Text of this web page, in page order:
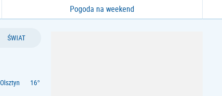
Pogoda na weekend
ŚWIAT